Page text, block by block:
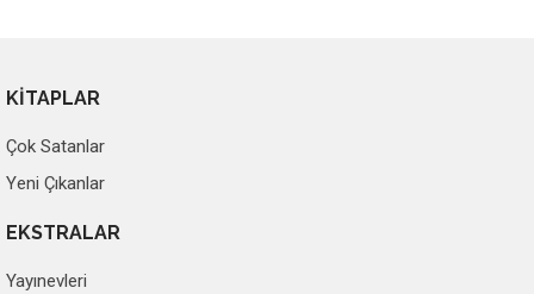
KİTAPLAR
Çok Satanlar
Yeni Çıkanlar
EKSTRALAR
Yayınevleri